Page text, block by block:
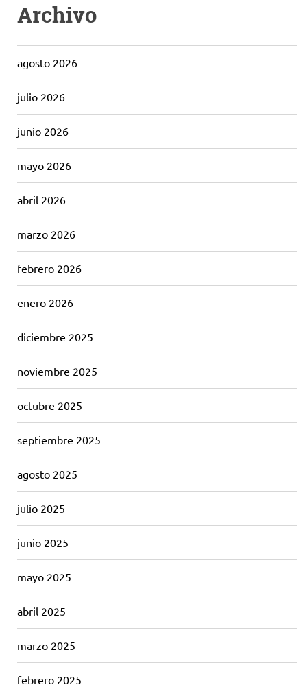
Archivo
agosto 2026
julio 2026
junio 2026
mayo 2026
abril 2026
marzo 2026
febrero 2026
enero 2026
diciembre 2025
noviembre 2025
octubre 2025
septiembre 2025
agosto 2025
julio 2025
junio 2025
mayo 2025
abril 2025
marzo 2025
febrero 2025